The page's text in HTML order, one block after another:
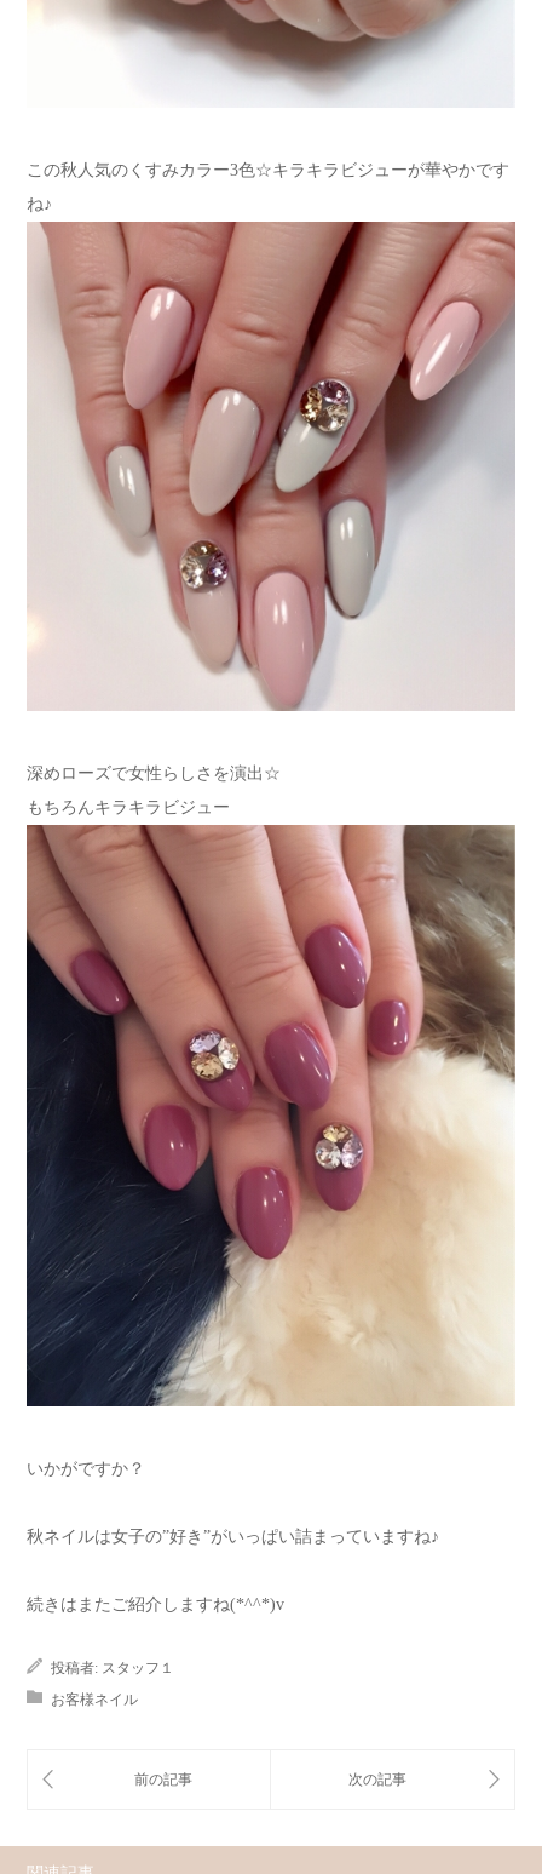
この秋人気のくすみカラー3色☆キラキラビジューが華やかです
ね♪
深めローズで女性らしさを演出☆
もちろんキラキラビジュー
いかがですか？
秋ネイルは女子の”好き”がいっぱい詰まっていますね♪
続きはまたご紹介しますね(*^^*)v
投稿者: スタッフ１
お客様ネイル